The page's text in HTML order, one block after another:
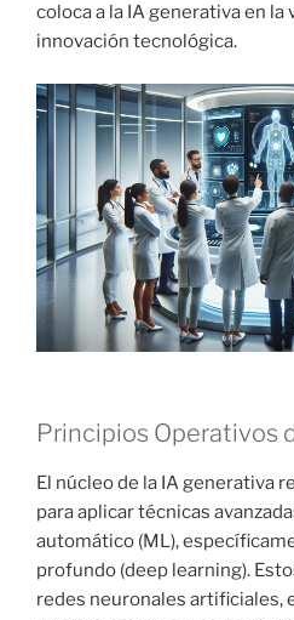
coloca a la IA generativa en la
innovación tecnológica.
Principios Operativos
El núcleo de la IA generativa
para aplicar técnicas
automático (ML),
profundo (deep learning).
redes neuronales artificiales,